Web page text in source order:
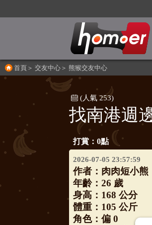
首頁 ＞ 交友中心 ＞ 熊猴交友中心
(人氣 253)
找南港週
打賞：0點
2026-07-05 23:57:59
作者： 肉肉短小熊
年齡：26 歲
身高：168 公分
體重：105 公斤
角色：偏 0